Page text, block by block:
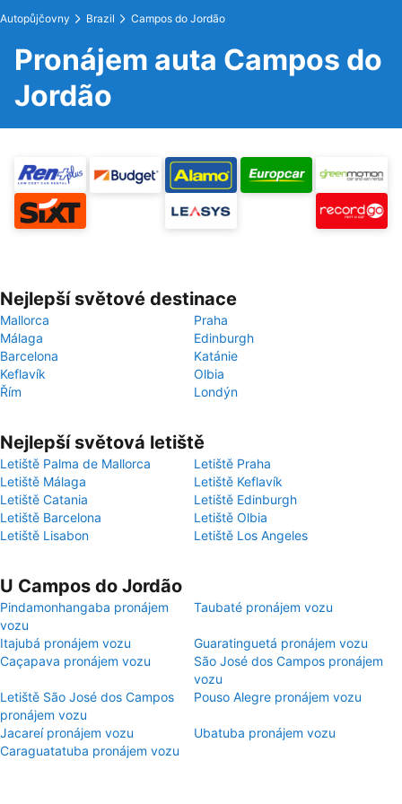
Autopůjčovny Brazil Campos do Jordão
Pronájem auta Campos do
Jordão
Nejlepší světové destinace
Mallorca
Praha
Málaga
Edinburgh
Barcelona
Katánie
Keflavík
Olbia
Řím
Londýn
Nejlepší světová letiště
Letiště Palma de Mallorca
Letiště Praha
Letiště Málaga
Letiště Keflavík
Letiště Catania
Letiště Edinburgh
Letiště Barcelona
Letiště Olbia
Letiště Lisabon
Letiště Los Angeles
U Campos do Jordão
Pindamonhangaba pronájem
vozu
Taubaté pronájem vozu
Itajubá pronájem vozu
Guaratinguetá pronájem vozu
Caçapava pronájem vozu
São José dos Campos pronájem
vozu
Letiště São José dos Campos
pronájem vozu
Pouso Alegre pronájem vozu
Jacareí pronájem vozu
Ubatuba pronájem vozu
Caraguatatuba pronájem vozu